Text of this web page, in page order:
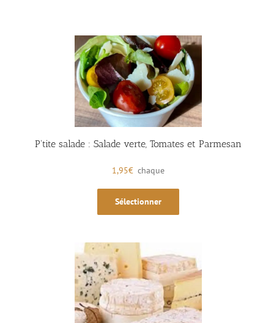
P'tite salade : Salade verte, Tomates et Parmesan
1,95€ chaque
Sélectionner